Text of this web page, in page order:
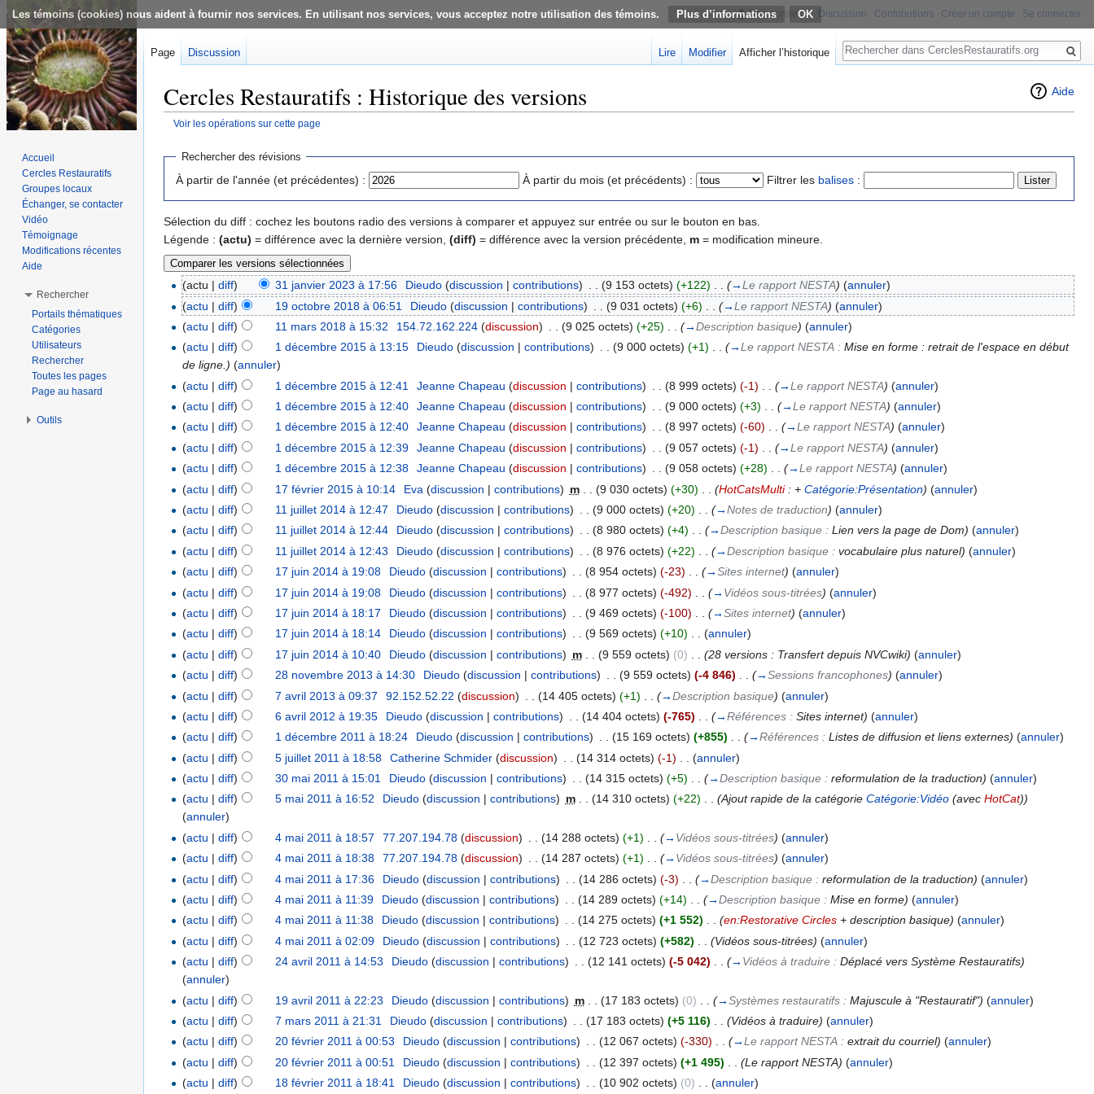
Les témoins (cookies) nous aident à fournir nos services. En utilisant nos services, vous acceptez notre utilisation des témoins. Plus d’informations
Aide
Cercles Restauratifs : Historique des versions
Voir les opérations sur cette page
Rechercher des révisions
À partir de l'année (et précédentes) : À partir du mois (et précédents) : Filtrer les balises :
Sélection du diff : cochez les boutons radio des versions à comparer et appuyez sur entrée ou sur le bouton en bas.
Légende : (actu) = différence avec la dernière version, (diff) = différence avec la version précédente, m = modification mineure.
(actu |diff) 31 janvier 2023 à 17:56 Dieudo (discussion | contributions) (9 153 octets) (+122) (→Le rapport NESTA) (annuler)
(actu |diff) 19 octobre 2018 à 06:51 Dieudo (discussion | contributions) (9 031 octets) (+6) (→Le rapport NESTA) (annuler)
(actu |diff) 11 mars 2018 à 15:32 154.72.162.224 (discussion) (9 025 octets) (+25) (→Description basique) (annuler)
(actu |diff) 1 décembre 2015 à 13:15 Dieudo (discussion | contributions) . . (9 000 octets) (+1) . . (→Le rapport NESTA : Mise en forme : retrait de l'espace en début
de ligne.) (annuler)
(actu |diff) 1 décembre 2015 à 12:41 Jeanne Chapeau (discussion | contributions) (8 999 octets) (-1) (→Le rapport NESTA) (annuler)
(actu |diff) 1 décembre 2015 à 12:40 Jeanne Chapeau (discussion | contributions) (9 000 octets) (+3) (→Le rapport NESTA) (annuler)
(actu |diff) 1 décembre 2015 à 12:40 Jeanne Chapeau (discussion | contributions) . . (8 997 octets) (-60) . . (→Le rapport NESTA) (annuler)
(actu |diff) 1 décembre 2015 à 12:39 Jeanne Chapeau (discussion | contributions) (9 057 octets) (-1) (→Le rapport NESTA) (annuler)
(actu |diff) 1 décembre 2015 à 12:38 Jeanne Chapeau (discussion | contributions) . . (9 058 octets) (+28) . . (→Le rapport NESTA) (annuler)
(actu |diff) 17 février 2015 à 10:14 Eva (discussion | contributions) m (9 030 octets) (+30) (HotCatsMulti: + Catégorie:Présentation) (annuler)
(actu |diff) 11 juillet 2014 à 12:47 Dieudo (discussion | contributions) (9 000 octets) (+20) (→Notes de traduction) (annuler)
(actu |diff) 11 juillet 2014 à 12:44 Dieudo (discussion | contributions) . . (8 980 octets) (+4) . . (→Description basique : Lien vers la page de Dom) (annuler)
(actu |diff) 11 juillet 2014 à 12:43 Dieudo (discussion | contributions) (8 976 octets) (+22) (→Description basique : vocabulaire plus naturel) (annuler)
(actu |diff) 17 juin 2014 à 19:08 Dieudo (discussion | contributions) (8 954 octets) (-23) (→Sites internet) (annuler)
(actu |diff) 17 juin 2014 à 19:08 Dieudo (discussion | contributions) (8 977 octets) (-492) (→ Vidéos sous-titrées) (annuler)
(actu |diff) 17 juin 2014 à 18:17 Dieudo (discussion | contributions) (9 469 octets) (-100) (→Sites internet) (annuler)
(actu |diff) 17 juin 2014 à 18:14 Dieudo (discussion | contributions) . . (9 569 octets) (+10) . . (annuler)
(actu |diff) 17 juin 2014 à 10:40 Dieudo (discussion | contributions) m (9 559 octets) (0) (28 versions : Transfert depuis NVCwiki) (annuler)
(actu |diff) 28 novembre 2013 à 14:30 Dieudo (discussion | contributions) (9 559 octets) (-4 846) (→Sessions francophones) (annuler)
(actu |diff) 7 avril 2013 à 09:37 92.152.52.22 (discussion) (14 405 octets) (+1) (→Description basique) (annuler)
(actu |diff) 6 avril 2012 à 19:35 Dieudo (discussion | contributions) (14 404 octets) (-765) (→Références : Sites internet) (annuler)
(actu |diff) 1 décembre 2011 à 18:24 Dieudo (discussion | contributions) . . (15 169 octets) (+855) . . (→Références : Listes de diffusion et liens externes) (annuler)
(actu |diff) 5 juillet 2011 à 18:58 Catherine Schmider (discussion) (14 314 octets) (-1) (annuler)
(actu |diff) 30 mai 2011 à 15:01 Dieudo (discussion | contributions) (14 315 octets) (+5) (→Description basique : reformulation de la traduction) (annuler)
(actu |diff) 5 mai 2011 à 16:52 Dieudo (discussion | contributions) m . . (14 310 octets) (+22) . . (Ajout rapide de la catégorie Catégorie:Vidéo(avec HotCat))
(annuler)
(actu |diff) 4 mai 2011 à 18:57 77.207.194.78 (discussion) (14 288 octets) (+1) (→ Vidéos sous-titrées) (annuler)
(actu |diff) 4 mai 2011 à 18:38 77.207.194.78 (discussion) . . (14 287 octets) (+1) . . (→ Vidéos sous-titrées) (annuler)
(actu |diff) 4 mai 2011 à 17:36 Dieudo (discussion | contributions) (14 286 octets) (-3) (→Description basique : reformulation de la traduction) (annuler)
(actu |diff) 4 mai 2011 à 11:39 Dieudo (discussion | contributions) (14 289 octets) (+14) (→Description basique : Mise en forme) (annuler)
(actu |diff) 4 mai 2011 à 11:38 Dieudo (discussion | contributions) . . (14 275 octets) (+1 552) . . (en:Restorative Circles+ description basique) (annuler)
(actu |diff) 4 mai 2011 à 02:09 Dieudo (discussion | contributions) (12 723 octets) (+582) (Vidéos sous-titrées) (annuler)
(actu |diff) 24 avril 2011 à 14:53 Dieudo (discussion | contributions) . . (12 141 octets) (-5 042) . . (→ Vidéos à traduire : Déplacé vers Système Restauratifs)
(annuler)
(actu |diff) 19 avril 2011 à 22:23 Dieudo (discussion | contributions) m (17 183 octets) (0) (→Systèmes restauratifs : Majuscule à "Restauratif") (annuler)
(actu |diff) 7 mars 2011 à 21:31 Dieudo (discussion | contributions) (17 183 octets) (+5 116) (Vidéos à traduire) (annuler)
(actu |diff) 20 février 2011 à 00:53 Dieudo (discussion | contributions) . . (12 067 octets) (-330) . . (→Le rapport NESTA : extrait du courriel) (annuler)
(actu |diff) 20 février 2011 à 00:51 Dieudo (discussion | contributions) (12 397 octets) (+1 495) (Le rapport NESTA) (annuler)
(actu |diff) 18 février 2011 à 18:41 Dieudo (discussion | contributions) (10 902 octets) (0) (annuler)
Non connecté Discussion Contributions Créer un compte Se connecter
Page Discussion Lire Modifier Afficher l’historique
Rechercher
Accueil
Cercles Restauratifs
Groupes locaux
Échanger, se contacter
Vidéo
Témoignage
Modifications récentes
Aide
Rechercher
Portails thématiques
Catégories
Utilisateurs
Rechercher
Toutes les pages
Page au hasard
Outils